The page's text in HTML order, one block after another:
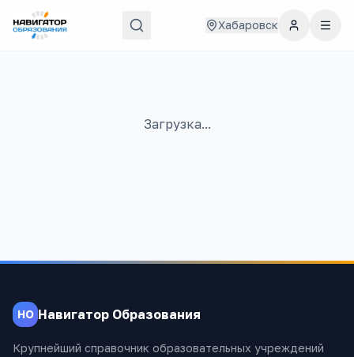
Хабаровск
Загрузка...
НО Навигатор Образования
Крупнейший справочник образовательных учреждений